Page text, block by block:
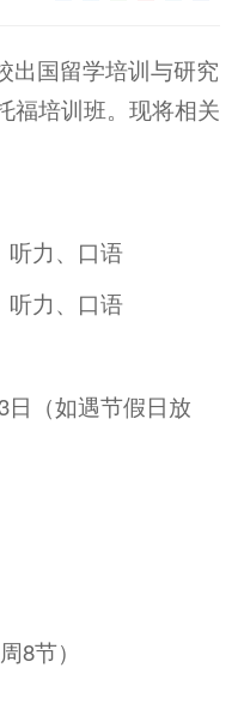
出国留学培训与研究
福培训班。现将相关
听力、口语
听力、口语
日（如遇节假日放
8节）